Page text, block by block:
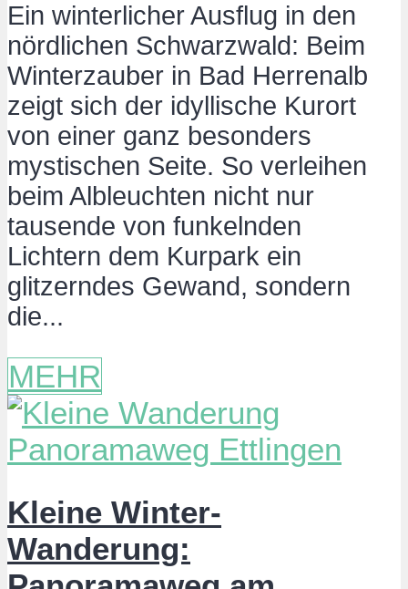
Ein winterlicher Ausflug in den
nördlichen Schwarzwald: Beim
Winterzauber in Bad Herrenalb
zeigt sich der idyllische Kurort
von einer ganz besonders
mystischen Seite. So verleihen
beim Albleuchten nicht nur
tausende von funkelnden
Lichtern dem Kurpark ein
glitzerndes Gewand, sondern
die...
MEHR
Kleine Winter-
Wanderung: